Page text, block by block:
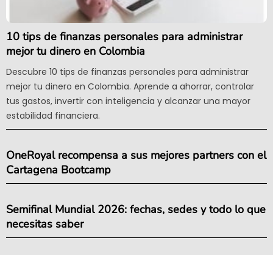
10 tips de finanzas personales para administrar
mejor tu dinero en Colombia
Descubre 10 tips de finanzas personales para administrar
mejor tu dinero en Colombia. Aprende a ahorrar, controlar
tus gastos, invertir con inteligencia y alcanzar una mayor
estabilidad financiera.
OneRoyal recompensa a sus mejores partners con el
Cartagena Bootcamp
Semifinal Mundial 2026: fechas, sedes y todo lo que
necesitas saber